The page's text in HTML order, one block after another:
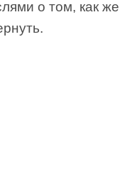
о том, как же